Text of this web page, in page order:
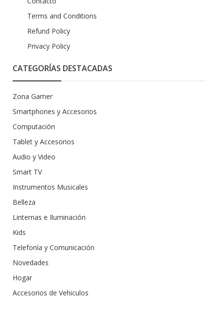
Terms and Conditions
Refund Policy
Privacy Policy
CATEGORÍAS DESTACADAS
Zona Gamer
Smartphones y Accesorios
Computación
Tablet y Accesorios
Audio y Video
Smart TV
Instrumentos Musicales
Belleza
Linternas e Iluminación
Kids
Telefonía y Comunicación
Novedades
Hogar
Accesorios de Vehiculos